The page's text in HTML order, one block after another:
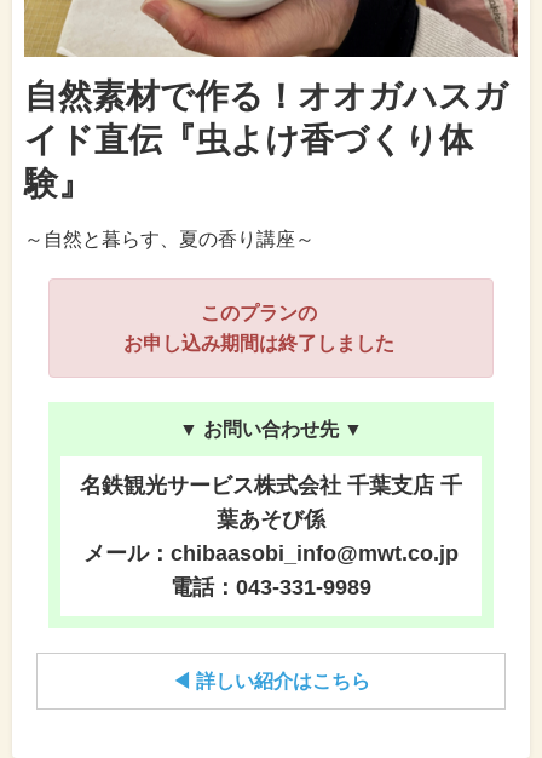
自然素材で作る！オオガハスガ
イド直伝『虫よけ香づくり体
験』
～自然と暮らす、夏の香り講座～
このプランの
お申し込み期間は終了しました
▼ お問い合わせ先 ▼
名鉄観光サービス株式会社 千葉支店 千
葉あそび係
メール：chibaasobi_info@mwt.co.jp
電話：043-331-9989
◀ 詳しい紹介はこちら